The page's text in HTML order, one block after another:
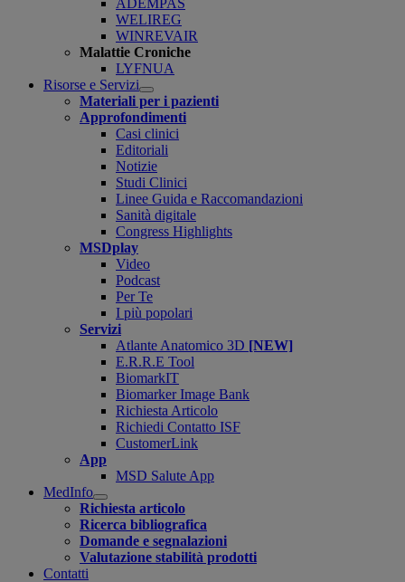
ADEMPAS
WELIREG
WINREVAIR
Malattie Croniche
LYFNUA
Risorse e Servizi
Open
submenu
Materiali per i pazienti
Approfondimenti
Casi clinici
Editoriali
Notizie
Studi Clinici
Linee Guida e Raccomandazioni
Sanità digitale
Congress Highlights
MSDplay
Video
Podcast
Per Te
I più popolari
Servizi
Atlante Anatomico 3D [NEW]
E.R.R.E Tool
BiomarkIT
Biomarker Image Bank
Richiesta Articolo
Richiedi Contatto ISF
CustomerLink
App
MSD Salute App
MedInfo
Open
submenu
Richiesta articolo
Ricerca bibliografica
Domande e segnalazioni
Valutazione stabilità prodotti
Contatti